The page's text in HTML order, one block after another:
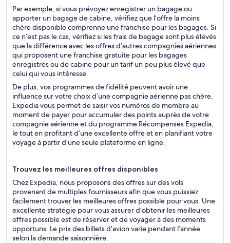
Par exemple, si vous prévoyez enregistrer un bagage ou
apporter un bagage de cabine, vérifiez que l’offre la moins
chère disponible comprenne une franchise pour les bagages. Si
ce n’est pas le cas, vérifiez si les frais de bagage sont plus élevés
que la différence avec les offres d’autres compagnies aériennes
qui proposent une franchise gratuite pour les bagages
enregistrés ou de cabine pour un tarif un peu plus élevé que
celui qui vous intéresse.
De plus, vos programmes de fidélité peuvent avoir une
influence sur votre choix d’une compagnie aérienne pas chère.
Expedia vous permet de saisir vos numéros de membre au
moment de payer pour accumuler des points auprès de votre
compagnie aérienne et du programme Récompenses Expedia,
le tout en profitant d’une excellente offre et en planifiant votre
voyage à partir d’une seule plateforme en ligne.
Trouvez les meilleures offres disponibles
Chez Expedia, nous proposons des offres sur des vols
provenant de multiples fournisseurs afin que vous puissiez
facilement trouver les meilleures offres possible pour vous. Une
excellente stratégie pour vous assurer d’obtenir les meilleures
offres possible est de réserver et de voyager à des moments
opportuns. Le prix des billets d’avion varie pendant l’année
selon la demande saisonnière.